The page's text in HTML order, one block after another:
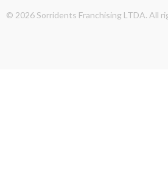
© 2026 Sorridents Franchising LTDA. All